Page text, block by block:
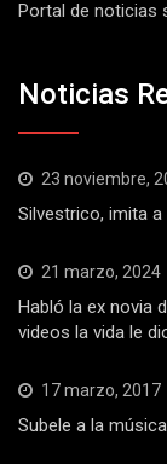
Portal de noticias
Noticias
23 noviembre,
Silvestrico, imita a
21 marzo, 2024
Habló la ex novia
videos la vida le
17 marzo, 2017
Subele a la